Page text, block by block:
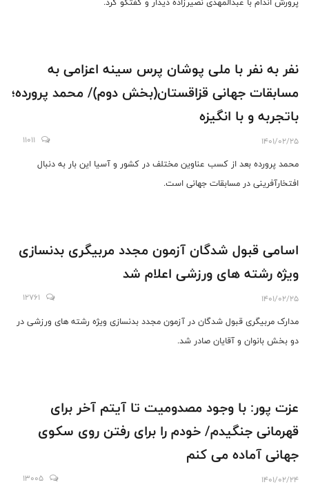
نفر به نفر با ملی پوشان پرس سینه اعزامی به
مسابقات جهانی قزاقستان(بخش دوم)/ محمد پرورده؛
باتجربه و با انگیزه
1401/02/25
11011
محمد پرورده بعد از کسب عناوین مختلف در کشور و آسیا این بار به دنبال
افتخارآفرینی در مسابقات جهانی است.
اسامی قبول شدگان آزمون مجدد مربیگری بدنسازی
ویژه رشته های ورزشی اعلام شد
1401/02/25
12761
مدارک مربیگری قبول شدگان در آزمون مجدد بدنسازی ویژه رشته های ورزشی در
دو بخش بانوان و آقایان صادر شد.
عزت پور: با وجود مصدومیت تا آیتم آخر برای
قهرمانی جنگیدم/ خودم را برای رفتن روی سکوی
جهانی آماده می کنم
1401/02/24
13005